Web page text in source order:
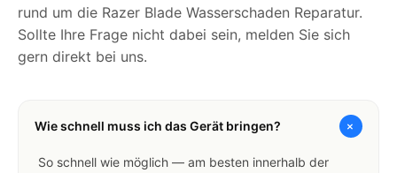
rund um die Razer Blade Wasserschaden Reparatur.
Sollte Ihre Frage nicht dabei sein, melden Sie sich
gern direkt bei uns.
Wie schnell muss ich das Gerät bringen? +
So schnell wie möglich — am besten innerhalb der